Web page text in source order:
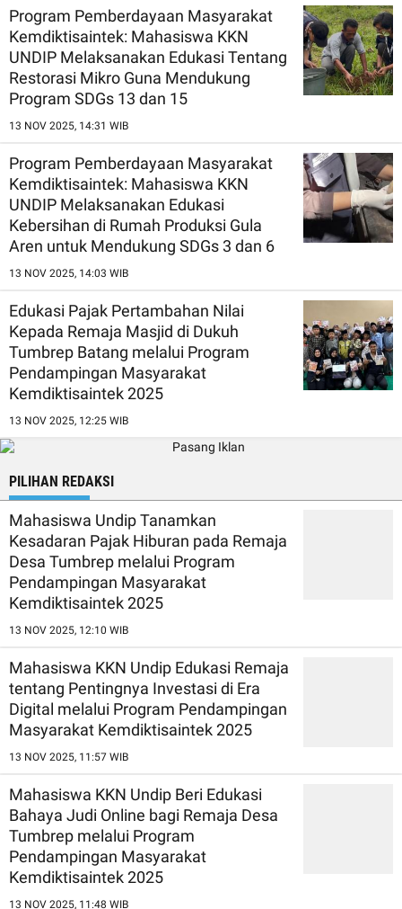
Program Pemberdayaan Masyarakat
Kemdiktisaintek: Mahasiswa KKN
UNDIP Melaksanakan Edukasi Tentang
Restorasi Mikro Guna Mendukung
Program SDGs 13 dan 15
13 NOV 2025, 14:31 WIB
Program Pemberdayaan Masyarakat
Kemdiktisaintek: Mahasiswa KKN
UNDIP Melaksanakan Edukasi
Kebersihan di Rumah Produksi Gula
Aren untuk Mendukung SDGs 3 dan 6
13 NOV 2025, 14:03 WIB
Edukasi Pajak Pertambahan Nilai
Kepada Remaja Masjid di Dukuh
Tumbrep Batang melalui Program
Pendampingan Masyarakat
Kemdiktisaintek 2025
13 NOV 2025, 12:25 WIB
PILIHAN REDAKSI
Mahasiswa Undip Tanamkan
Kesadaran Pajak Hiburan pada Remaja
Desa Tumbrep melalui Program
Pendampingan Masyarakat
Kemdiktisaintek 2025
13 NOV 2025, 12:10 WIB
Mahasiswa KKN Undip Edukasi Remaja
tentang Pentingnya Investasi di Era
Digital melalui Program Pendampingan
Masyarakat Kemdiktisaintek 2025
13 NOV 2025, 11:57 WIB
Mahasiswa KKN Undip Beri Edukasi
Bahaya Judi Online bagi Remaja Desa
Tumbrep melalui Program
Pendampingan Masyarakat
Kemdiktisaintek 2025
13 NOV 2025, 11:48 WIB